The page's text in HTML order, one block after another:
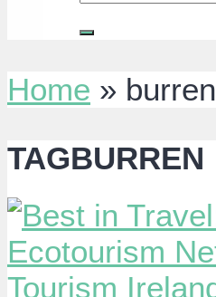
Home » burren
TAGBURREN